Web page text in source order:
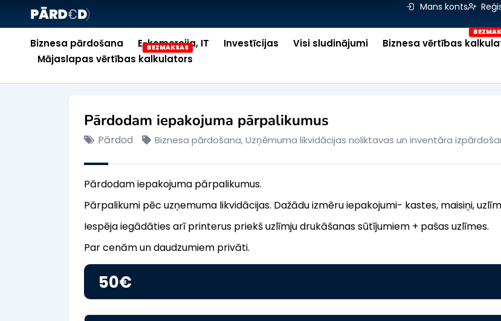
Mans konts
Biznesa pārdošana E-komercija, IT Investīcijas Visi sludinājumi
Biznesa vērtības
Mājaslapas vērtības kalkulators
Pārdodam iepakojuma pārpalikumus
Pārdod Biznesa pārdošana,Uzņēmuma likvidācijas noliktavas un inventāra
Pārdodam iepakojuma pārpalikumus.
Pārpalikumi pēc uzņemuma likvidācijas. Dažādu izmēru iepakojumi- kastes, maisiņi,
Iespēja iegādāties arī printerus priekš uzlīmju drukāšanas sūtījumiem + pašas uzlīmes.
Par cenām un daudzumiem privāti.
50€